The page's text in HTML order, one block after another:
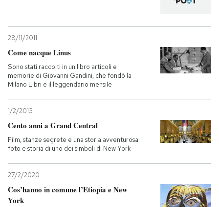
28/11/2011
Come nacque Linus
Sono stati raccolti in un libro articoli e
memorie di Giovanni Gandini, che fondò la
Milano Libri e il leggendario mensile
1/2/2013
Cento anni a Grand Central
Film, stanze segrete e una storia avventurosa:
foto e storia di uno dei simboli di New York
27/2/2020
Cos’hanno in comune l’Etiopia e New
York